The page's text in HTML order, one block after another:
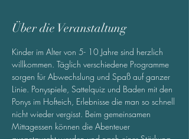
Über die Veranstaltung
Kinder im Alter von 5- 10 Jahre sind herzlich
willkommen. Täglich verschiedene Programme
sorgen für Abwechslung und Spaß auf ganzer
Linie. Ponyspiele, Sattelquiz und Baden mit den
Ponys im Hofteich, Erlebnisse die man so schnell
nicht wieder vergisst. Beim gemeinsamen
Mittagessen können die Abenteuer